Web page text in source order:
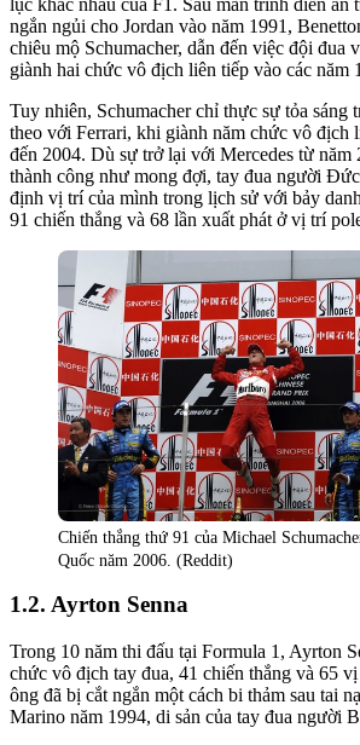
lục khác nhau của F1. Sau màn trình diễn ấn
ngắn ngủi cho Jordan vào năm 1991,
chiêu mộ Schumacher, dẫn đến việc đội đua
giành hai chức vô địch liên tiếp vào các năm
Tuy nhiên, Schumacher chỉ thực sự tỏa sáng
theo với Ferrari, khi giành năm chức vô địch
đến 2004. Dù sự trở lại với Mercedes từ năm
thành công như mong đợi, tay đua người
định vị trí của mình trong lịch sử với bảy
91 chiến thắng và 68 lần xuất phát ở vị trí
Chiến thắng thứ 91 của Michael
Quốc năm 2006. (Reddit)
Ayrton Senna
Trong 10 năm thi đấu tại Formula 1, Ayrton
chức vô địch tay đua, 41 chiến thắng và 65
ông đã bị cắt ngắn một cách bi thảm sau tai
Marino năm 1994, di sản của tay đua người